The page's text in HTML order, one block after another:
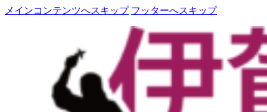
メインコンテンツへスキップ フッターへスキップ